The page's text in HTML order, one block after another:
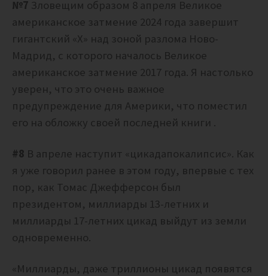
№7 Зловещим образом 8 апреля Великое
американское затмение 2024 года завершит
гигантский «Х» над зоной разлома Ново-
Мадрид, с которого началось Великое
американское затмение 2017 года. Я настолько
уверен, что это очень важное
предупреждение для Америки, что поместил
его на обложку своей последней книги .
#8 В апреле наступит «цикадапокалипсис». Как
я уже говорил ранее в этом году, впервые с тех
пор, как Томас Джефферсон был
президентом, миллиарды 13-летних и
миллиарды 17-летних цикад выйдут из земли
одновременно.
«Миллиарды, даже триллионы цикад появятся